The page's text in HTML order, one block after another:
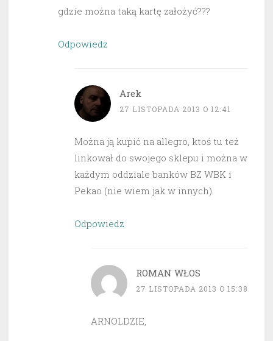
gdzie można taką kartę założyć???
Odpowiedz
Arek
27 LISTOPADA 2013 O 12:41
Można ją kupić na allegro, ktoś tu też
linkował do swojego sklepu i można w
każdym oddziale banków BZ WBK i
Pekao (nie wiem jak w innych).
Odpowiedz
ROMAN WŁOS
27 LISTOPADA 2013 O 15:38
ARNOLDZIE,